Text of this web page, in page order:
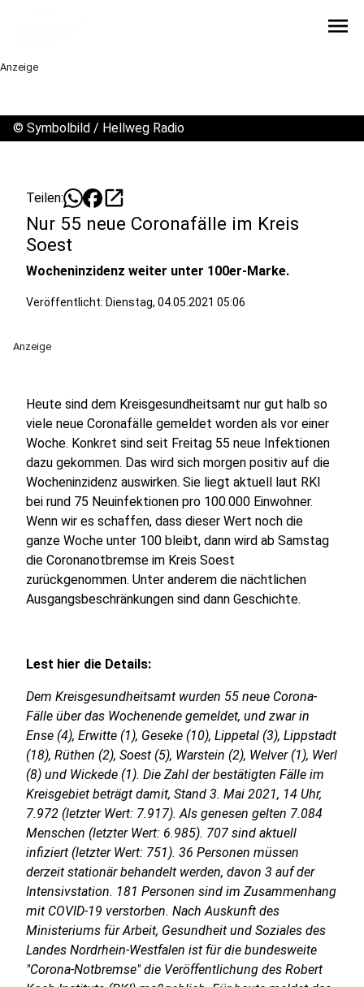
menu
Anzeige
© Symbolbild / Hellweg Radio
Teilen: open_in_new
Nur 55 neue Coronafälle im Kreis
Soest
Wocheninzidenz weiter unter 100er-Marke.
Veröffentlicht: Dienstag, 04.05.2021 05:06
Anzeige
Heute sind dem Kreisgesundheitsamt nur gut halb so
viele neue Coronafälle gemeldet worden als vor einer
Woche. Konkret sind seit Freitag 55 neue Infektionen
dazu gekommen. Das wird sich morgen positiv auf die
Wocheninzidenz auswirken. Sie liegt aktuell laut RKI
bei rund 75 Neuinfektionen pro 100.000 Einwohner.
Wenn wir es schaffen, dass dieser Wert noch die
ganze Woche unter 100 bleibt, dann wird ab Samstag
die Coronanotbremse im Kreis Soest
zurückgenommen. Unter anderem die nächtlichen
Ausgangsbeschränkungen sind dann Geschichte.
Lest hier die Details:
Dem Kreisgesundheitsamt wurden 55 neue Corona-
Fälle über das Wochenende gemeldet, und zwar in
Ense (4), Erwitte (1), Geseke (10), Lippetal (3), Lippstadt
(18), Rüthen (2), Soest (5), Warstein (2), Welver (1), Werl
(8) und Wickede (1). Die Zahl der bestätigten Fälle im
Kreisgebiet beträgt damit, Stand 3. Mai 2021, 14 Uhr,
7.972 (letzter Wert: 7.917). Als genesen gelten 7.084
Menschen (letzter Wert: 6.985). 707 sind aktuell
infiziert (letzter Wert: 751). 36 Personen müssen
derzeit stationär behandelt werden, davon 3 auf der
Intensivstation. 181 Personen sind im Zusammenhang
mit COVID-19 verstorben. Nach Auskunft des
Ministeriums für Arbeit, Gesundheit und Soziales des
Landes Nordrhein-Westfalen ist für die bundesweite
"Corona-Notbremse" die Veröffentlichung des Robert